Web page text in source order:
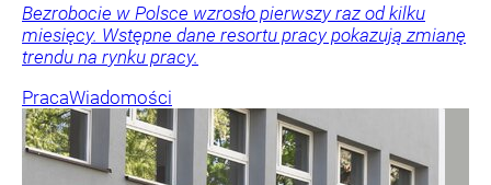
Bezrobocie w Polsce wzrosło pierwszy raz od kilku
miesięcy. Wstępne dane resortu pracy pokazują zmianę
trendu na rynku pracy.
PracaWiadomości